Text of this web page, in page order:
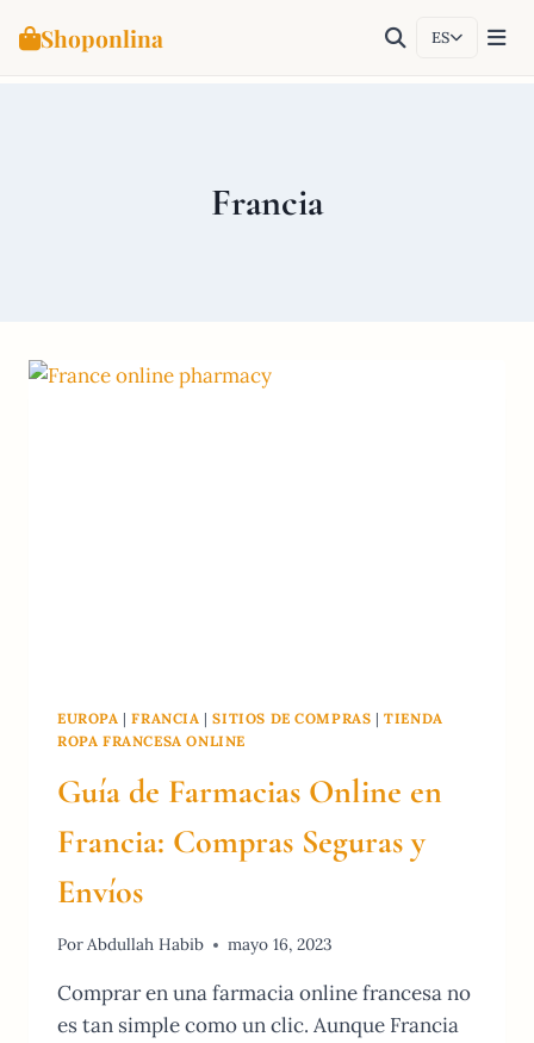
Shoponlina ES
Francia
EUROPA |FRANCIA |SITIOS DE COMPRAS |TIENDA
ROPA FRANCESA ONLINE
Guía de Farmacias Online en
Francia: Compras Seguras y
Envíos
PorAbdullah Habib mayo 16, 2023
Comprar en una farmacia online francesa no
es tan simple como un clic. Aunque Francia